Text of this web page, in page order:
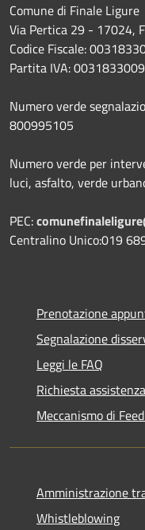
Comune di Finale Ligure
Via Pertica 29 - 17024,
Codice Fiscale:
Partita IVA:
Numero verde
800995105
Numero verde per
luci, asfalto, verde
PEC:
Centralino Unico:019
Prenotazione
Segnalazione
Leggi le FAQ
Richiesta assistenza
Meccanismo di
Amministrazione
Whistleblowing